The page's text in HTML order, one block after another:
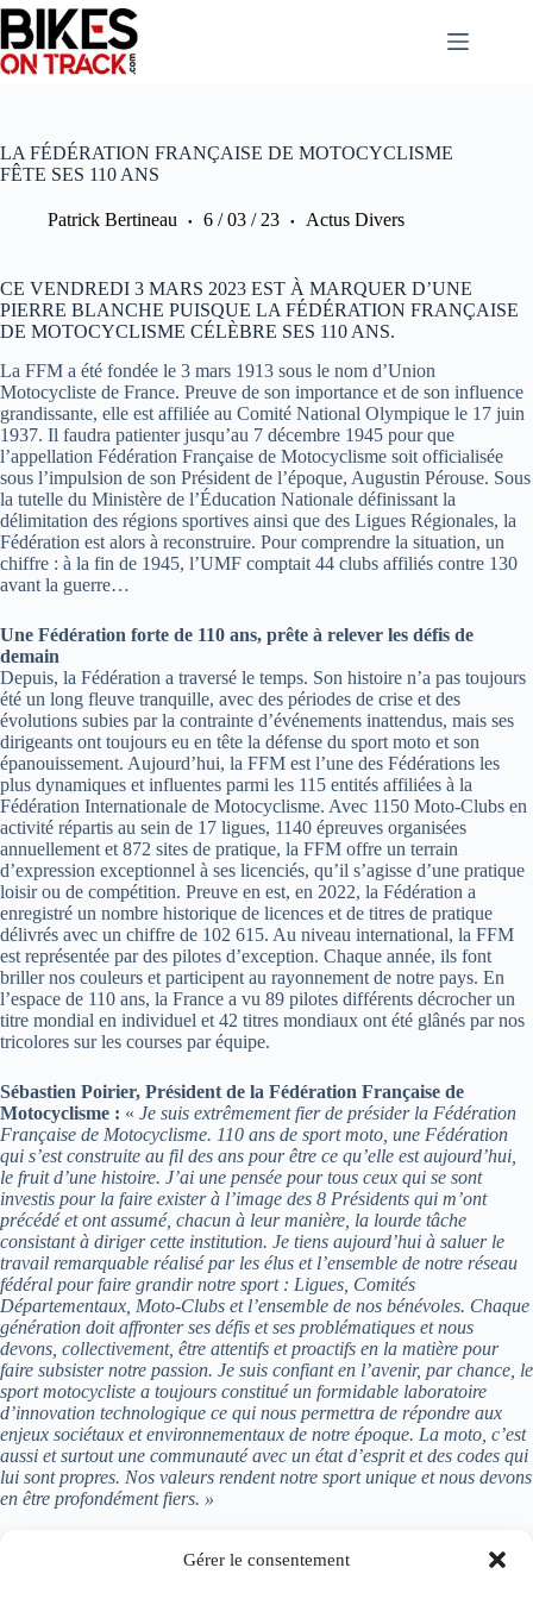
Gérer le consentement
Passer
au
contenu
LA FÉDÉRATION FRANÇAISE DE MOTOCYCLISME
FÊTE SES 110 ANS
Patrick Bertineau 6 / 03 / 23 Actus Divers
CE VENDREDI 3 MARS 2023 EST À MARQUER D’UNE
PIERRE BLANCHE PUISQUE LA FÉDÉRATION FRANÇAISE
DE MOTOCYCLISME CÉLÈBRE SES 110 ANS.
La FFM a été fondée le 3 mars 1913 sous le nom d’Union
Motocycliste de France. Preuve de son importance et de son influence
grandissante, elle est affiliée au Comité National Olympique le 17 juin
1937. Il faudra patienter jusqu’au 7 décembre 1945 pour que
l’appellation Fédération Française de Motocyclisme soit officialisée
sous l’impulsion de son Président de l’époque, Augustin Pérouse. Sous
la tutelle du Ministère de l’Éducation Nationale définissant la
délimitation des régions sportives ainsi que des Ligues Régionales, la
Fédération est alors à reconstruire. Pour comprendre la situation, un
chiffre : à la fin de 1945, l’UMF comptait 44 clubs affiliés contre 130
avant la guerre…
Une Fédération forte de 110 ans, prête à relever les défis de
demain
Depuis, la Fédération a traversé le temps. Son histoire n’a pas toujours
été un long fleuve tranquille, avec des périodes de crise et des
évolutions subies par la contrainte d’événements inattendus, mais ses
dirigeants ont toujours eu en tête la défense du sport moto et son
épanouissement. Aujourd’hui, la FFM est l’une des Fédérations les
plus dynamiques et influentes parmi les 115 entités affiliées à la
Fédération Internationale de Motocyclisme. Avec 1150 Moto-Clubs en
activité répartis au sein de 17 ligues, 1140 épreuves organisées
annuellement et 872 sites de pratique, la FFM offre un terrain
d’expression exceptionnel à ses licenciés, qu’il s’agisse d’une pratique
loisir ou de compétition. Preuve en est, en 2022, la Fédération a
enregistré un nombre historique de licences et de titres de pratique
délivrés avec un chiffre de 102 615. Au niveau international, la FFM
est représentée par des pilotes d’exception. Chaque année, ils font
briller nos couleurs et participent au rayonnement de notre pays. En
l’espace de 110 ans, la France a vu 89 pilotes différents décrocher un
titre mondial en individuel et 42 titres mondiaux ont été glânés par nos
tricolores sur les courses par équipe.
Sébastien Poirier, Président de la Fédération Française de
Motocyclisme : « Je suis extrêmement fier de présider la Fédération
Française de Motocyclisme. 110 ans de sport moto, une Fédération
qui s’est construite au fil des ans pour être ce qu’elle est aujourd’hui,
le fruit d’une histoire. J’ai une pensée pour tous ceux qui se sont
investis pour la faire exister à l’image des 8 Présidents qui m’ont
précédé et ont assumé, chacun à leur manière, la lourde tâche
consistant à diriger cette institution. Je tiens aujourd’hui à saluer le
travail remarquable réalisé par les élus et l’ensemble de notre réseau
fédéral pour faire grandir notre sport : Ligues, Comités
Départementaux, Moto-Clubs et l’ensemble de nos bénévoles. Chaque
génération doit affronter ses défis et ses problématiques et nous
devons, collectivement, être attentifs et proactifs en la matière pour
faire subsister notre passion. Je suis confiant en l’avenir, par chance, le
sport motocycliste a toujours constitué un formidable laboratoire
d’innovation technologique ce qui nous permettra de répondre aux
enjeux sociétaux et environnementaux de notre époque. La moto, c’est
aussi et surtout une communauté avec un état d’esprit et des codes qui
lui sont propres. Nos valeurs rendent notre sport unique et nous devons
en être profondément fiers. »